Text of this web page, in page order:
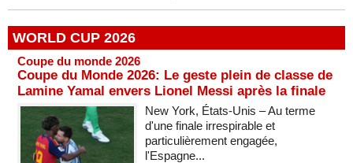
WORLD CUP 2026
Coupe du monde 2026
Coupe du Monde 2026: Le geste plein de classe de
Lamine Yamal envers Lionel Messi après la finale
New York, États-Unis – Au terme
d'une finale irrespirable et
particulièrement engagée,
l'Espagne...